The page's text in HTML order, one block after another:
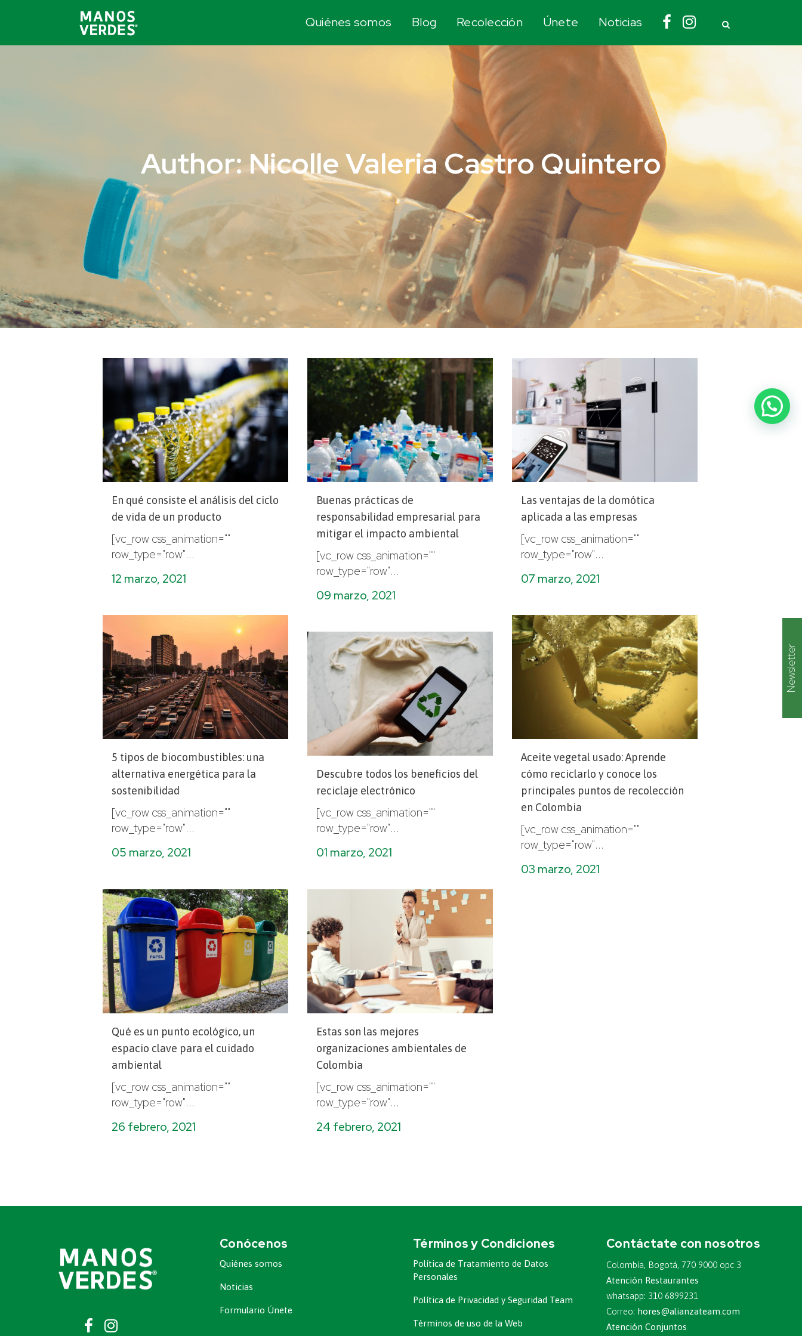
Quiénes somos Blog Recolección Únete Noticias
Author: Nicolle Valeria Castro Quintero
En qué consiste el análisis del ciclo
de vida de un producto
[vc_row css_animation=""
row_type="row"...
12 marzo, 2021
Buenas prácticas de
responsabilidad empresarial para
mitigar el impacto ambiental
[vc_row css_animation=""
row_type="row"...
09 marzo, 2021
Las ventajas de la domótica
aplicada a las empresas
[vc_row css_animation=""
row_type="row"...
07 marzo, 2021
5 tipos de biocombustibles: una
alternativa energética para la
sostenibilidad
[vc_row css_animation=""
row_type="row"...
05 marzo, 2021
Aceite vegetal usado: Aprende
cómo reciclarlo y conoce los
principales puntos de recolección
en Colombia
[vc_row css_animation=""
row_type="row"...
03 marzo, 2021
Descubre todos los beneficios del
reciclaje electrónico
[vc_row css_animation=""
row_type="row"...
01 marzo, 2021
Qué es un punto ecológico, un
espacio clave para el cuidado
ambiental
[vc_row css_animation=""
row_type="row"...
26 febrero, 2021
Estas son las mejores
organizaciones ambientales de
Colombia
[vc_row css_animation=""
row_type="row"...
24 febrero, 2021
Conócenos
Quiénes somos
Noticias
Formulario Únete
Términos y Condiciones
Política de Tratamiento de Datos
Personales
Política de Privacidad y Seguridad Team
Términos de uso de la Web
Contáctate con nosotros
Colombia, Bogotá, 770 9000 opc 3
Atención Restaurantes
whatsapp: 310 6899231
Correo: hores@alianzateam.com
Atención Conjuntos
Newsletter